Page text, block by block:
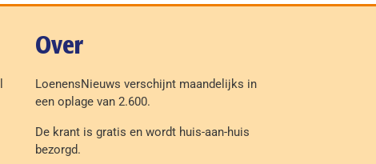
Over
LoenensNieuws verschijnt maandelijks in
een oplage van 2.600.
De krant is gratis en wordt huis-aan-huis
bezorgd.